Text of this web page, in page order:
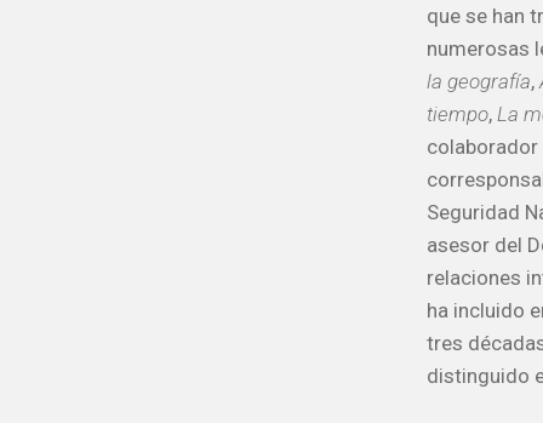
que se han
numerosas
la geografía,
tiempo, La
colaborador
Seguridad
asesor del
relaciones
ha incluido
tres
distinguido